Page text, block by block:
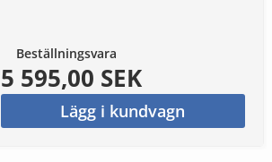
Beställningsvara
5 595,00 SEK
Lägg i kundvagn